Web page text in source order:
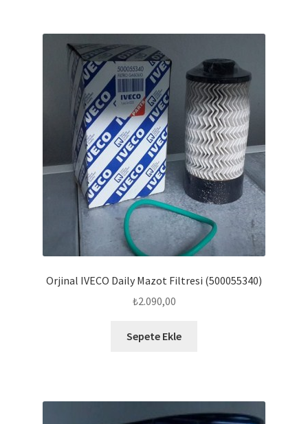
Orjinal IVECO Daily Mazot Filtresi (500055340)
₺2.090,00
Sepete Ekle